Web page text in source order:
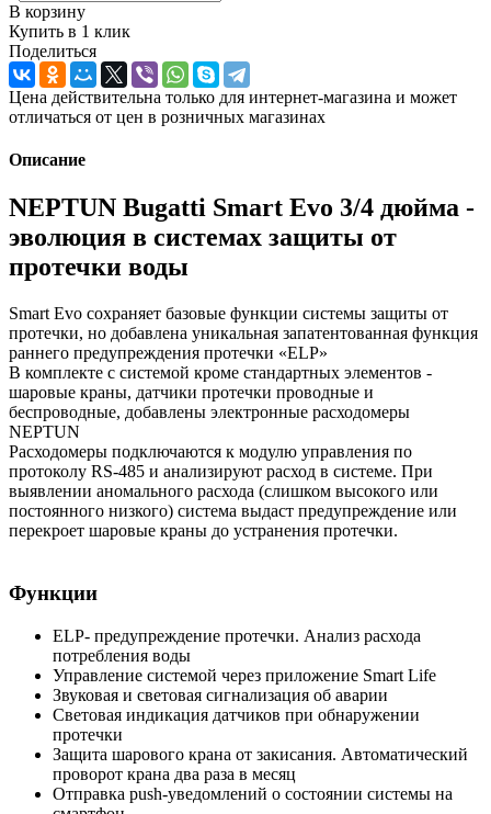
В корзину
Купить в 1 клик
Поделиться
Цена действительна только для интернет-магазина и может
отличаться от цен в розничных магазинах
Описание
NEPTUN Bugatti Smart Evo 3/4 дюйма -
эволюция в системах защиты от
протечки воды
Smart Evo сохраняет базовые функции системы защиты от
протечки, но добавлена уникальная запатентованная функция
раннего предупреждения протечки «ELP»
В комплекте с системой кроме стандартных элементов -
шаровые краны, датчики протечки проводные и
беспроводные, добавлены электронные расходомеры
NEPTUN
Расходомеры подключаются к модулю управления по
протоколу RS-485 и анализируют расход в системе. При
выявлении аномального расхода (слишком высокого или
постоянного низкого) система выдаст предупреждение или
перекроет шаровые краны до устранения протечки.
Функции
ELP- предупреждение протечки. Анализ расхода
потребления воды
Управление системой через приложение Smart Life
Звуковая и световая сигнализация об аварии
Световая индикация датчиков при обнаружении
протечки
Защита шарового крана от закисания. Автоматический
проворот крана два раза в месяц
Отправка push-уведомлений о состоянии системы на